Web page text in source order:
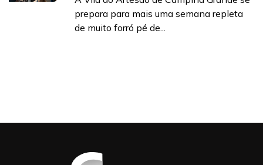
prepara para mais uma semana repleta
de muito forró pé de...